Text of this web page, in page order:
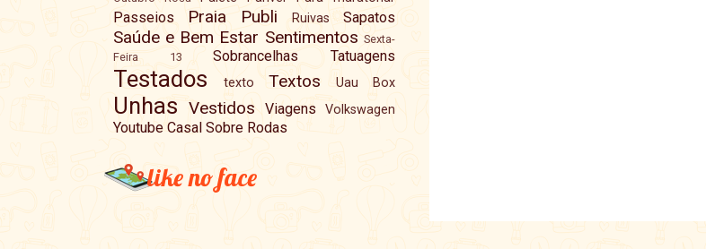
Passeios Praia Publi Ruivas Sapatos
Saúde e Bem Estar Sentimentos Sexta-
Feira 13
Sobrancelhas Tatuagens
Testados texto Textos Uau Box
Unhas Vestidos Viagens Volkswagen
Youtube Casal Sobre Rodas
like no face